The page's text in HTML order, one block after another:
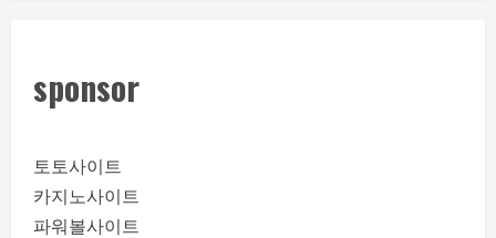
sponsor
토토사이트
카지노사이트
파워볼사이트